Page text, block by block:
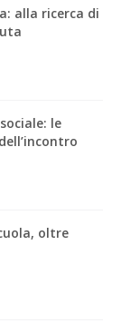
alla ricerca di
le
oltre